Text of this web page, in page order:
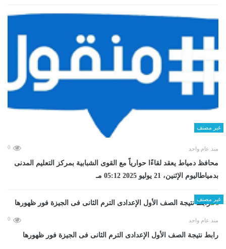
غير مصنف
منذ عام واحد 0
محافظ دمياط يعقد لقاءًا حوارياً مع القوى الشبابية بمركز التعليم المدنى
بدمياطاليوم الإثنين، 21 يوليو 2025 05:12 مـ
غير مصنف
منذ عام واحد 0
رابط نتيجة الصف الأول الإعدادى الترم الثانى فى الجيزة فور ظهورها